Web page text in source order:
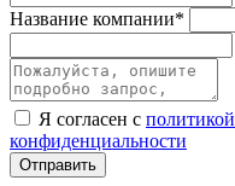
Название компании*
Я согласен с политикой
конфиденциальности
Отправить